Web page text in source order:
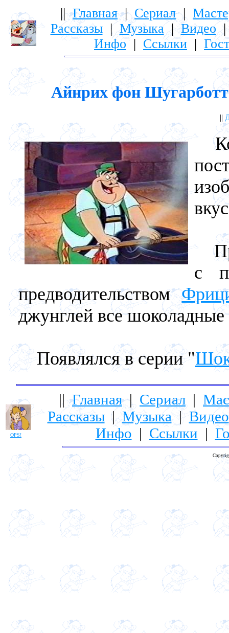
||Главная| Сериал|
Рассказы|Музыка|Видео
Инфо| Ссылки |
Айнрих фон
||
с
предводительством
джунглей все шоколадные
Появлялся в серии "
OPS!
||Главная| Сериал |
Рассказы|Музыка| Видео
Инфо | Ссылки |